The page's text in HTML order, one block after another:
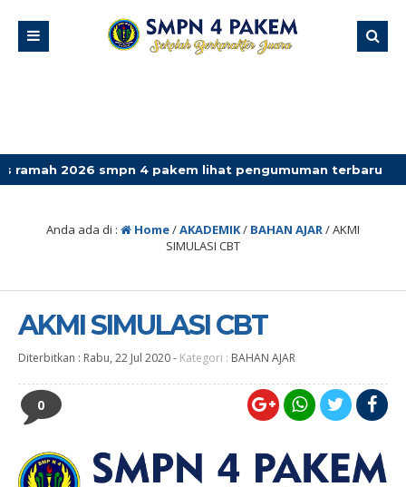
smpn 4 pakem lihat pengumuman terbaru
Anda ada di : Home/AKADEMIK/ BAHAN AJAR/AKMI
SIMULASI CBT
AKMI SIMULASI CBT
Diterbitkan : Rabu, 22 Jul 2020- Kategori : BAHAN AJAR
0